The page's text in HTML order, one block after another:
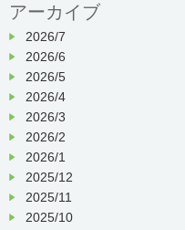
アーカイブ
2026/7
2026/6
2026/5
2026/4
2026/3
2026/2
2026/1
2025/12
2025/11
2025/10